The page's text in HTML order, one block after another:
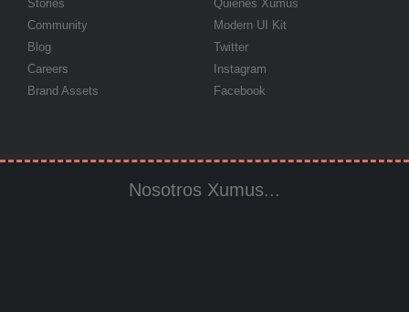
Stories
Community
Blog
Careers
Brand Assets
Quienes Xumus
Modern UI Kit
Twitter
Instagram
Facebook
Nosotros Xumus...